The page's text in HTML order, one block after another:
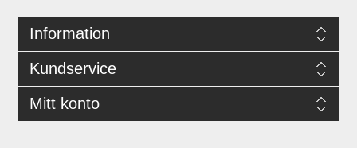
Information
Kundservice
Mitt konto